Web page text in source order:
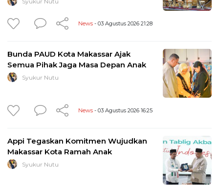
News - 03 Agustus 2026 21:28
Bunda PAUD Kota Makassar Ajak
Semua Pihak Jaga Masa Depan Anak
Syukur Nutu
News - 03 Agustus 2026 16:25
Appi Tegaskan Komitmen Wujudkan
Makassar Kota Ramah Anak
Syukur Nutu